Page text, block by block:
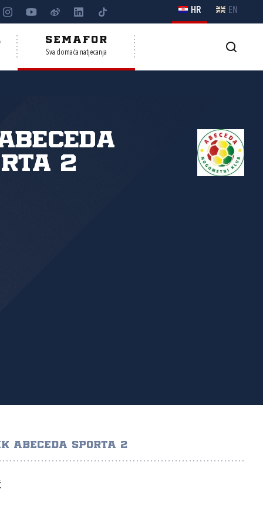
HR EN
SEMAFOR
Sva domaća natjecanja
2
ABECEDA SPORTA 2